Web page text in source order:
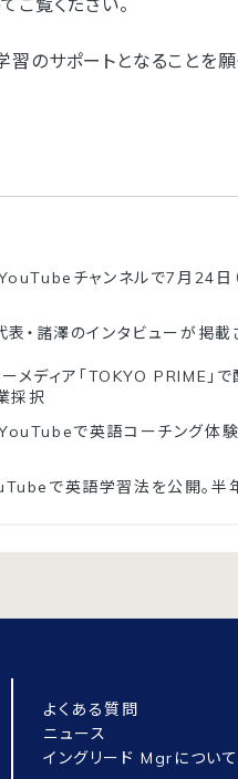
ご覧ください。
のサポートとなることを願
チャンネルで7月24日
・諸澤のインタビューが掲載
ーメディア「TOKYO PRIME
採択
YouTubeで英語コーチング体
で英語学習法を公開。
よくある質問
ニュース
イングリード Mgrについて